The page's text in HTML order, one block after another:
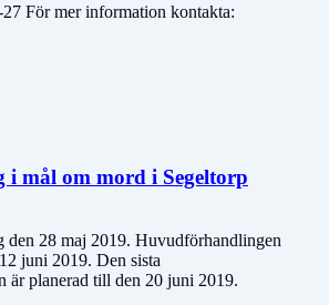
27 För mer information kontakta:
mål om mord i Segeltorp
den 28 maj 2019. Huvudförhandlingen
juni 2019. Den sista
är planerad till den 20 juni 2019.